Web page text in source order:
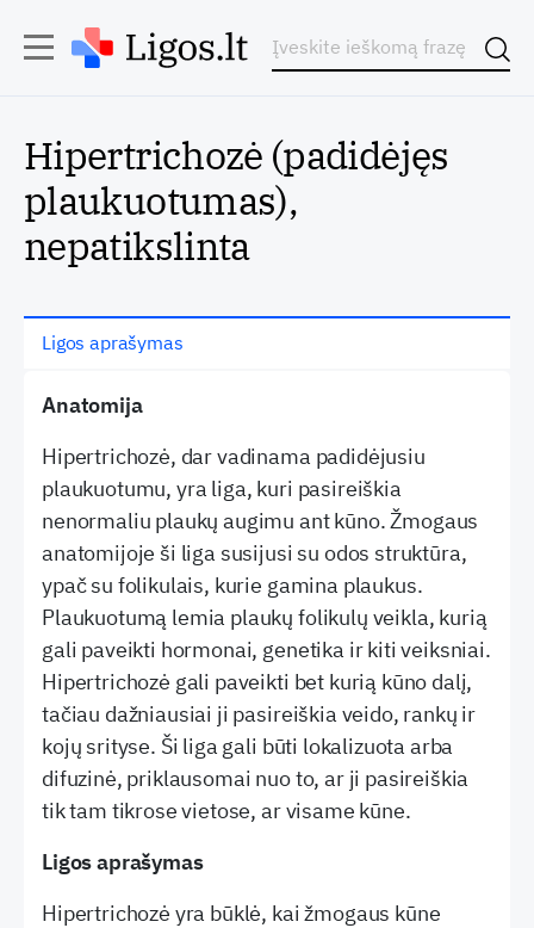
Hipertrichozė (padidėjęs
plaukuotumas),
nepatikslinta
Ligos aprašymas
Anatomija
Hipertrichozė, dar vadinama padidėjusiu
plaukuotumu, yra liga, kuri pasireiškia
nenormaliu plaukų augimu ant kūno. Žmogaus
anatomijoje ši liga susijusi su odos struktūra,
ypač su folikulais, kurie gamina plaukus.
Plaukuotumą lemia plaukų folikulų veikla, kurią
gali paveikti hormonai, genetika ir kiti veiksniai.
Hipertrichozė gali paveikti bet kurią kūno dalį,
tačiau dažniausiai ji pasireiškia veido, rankų ir
kojų srityse. Ši liga gali būti lokalizuota arba
difuzinė, priklausomai nuo to, ar ji pasireiškia
tik tam tikrose vietose, ar visame kūne.
Ligos aprašymas
Hipertrichozė yra būklė, kai žmogaus kūne